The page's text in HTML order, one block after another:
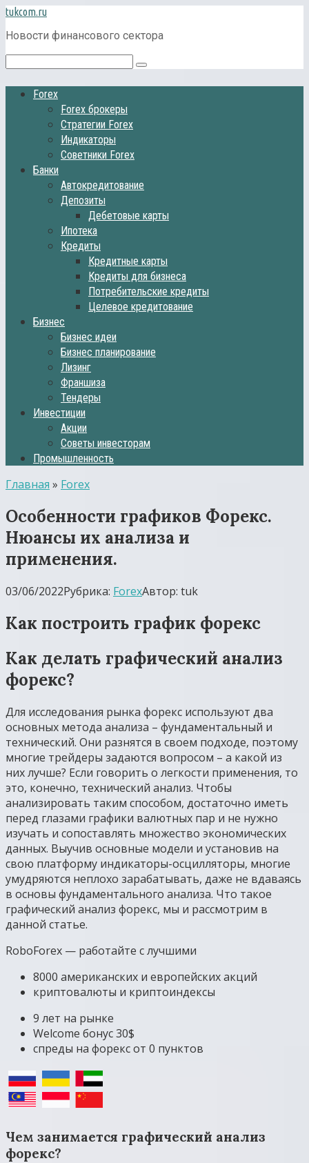
Перейти
к
контенту
tukcom.ru
Новости финансового сектора
Поиск:
Forex
Forex брокеры
Стратегии Forex
Индикаторы
Советники Forex
Банки
Автокредитование
Депозиты
Дебетовые карты
Ипотека
Кредиты
Кредитные карты
Кредиты для бизнеса
Потребительские кредиты
Целевое кредитование
Бизнес
Бизнес идеи
Бизнес планирование
Лизинг
Франшиза
Тендеры
Инвестиции
Акции
Советы инвесторам
Промышленность
Главная » Forex
Особенности графиков Форекс.
Нюансы их анализа и
применения.
03/06/2022Рубрика: ForexАвтор: tuk
Как построить график форекс
Как делать графический анализ
форекс?
Для исследования рынка форекс используют два
основных метода анализа – фундаментальный и
технический. Они разнятся в своем подходе, поэтому
многие трейдеры задаются вопросом – а какой из
них лучше? Если говорить о легкости применения, то
это, конечно, технический анализ. Чтобы
анализировать таким способом, достаточно иметь
перед глазами графики валютных пар и не нужно
изучать и сопоставлять множество экономических
данных. Выучив основные модели и установив на
свою платформу индикаторы-осцилляторы, многие
умудряются неплохо зарабатывать, даже не вдаваясь
в основы фундаментального анализа. Что такое
графический анализ форекс, мы и рассмотрим в
данной статье.
RoboForex — работайте с лучшими
8000 американских и европейских акций
криптовалюты и криптоиндексы
9 лет на рынке
Welcome бонус 30$
спреды на форекс от 0 пунктов
Чем занимается графический анализ
форекс?